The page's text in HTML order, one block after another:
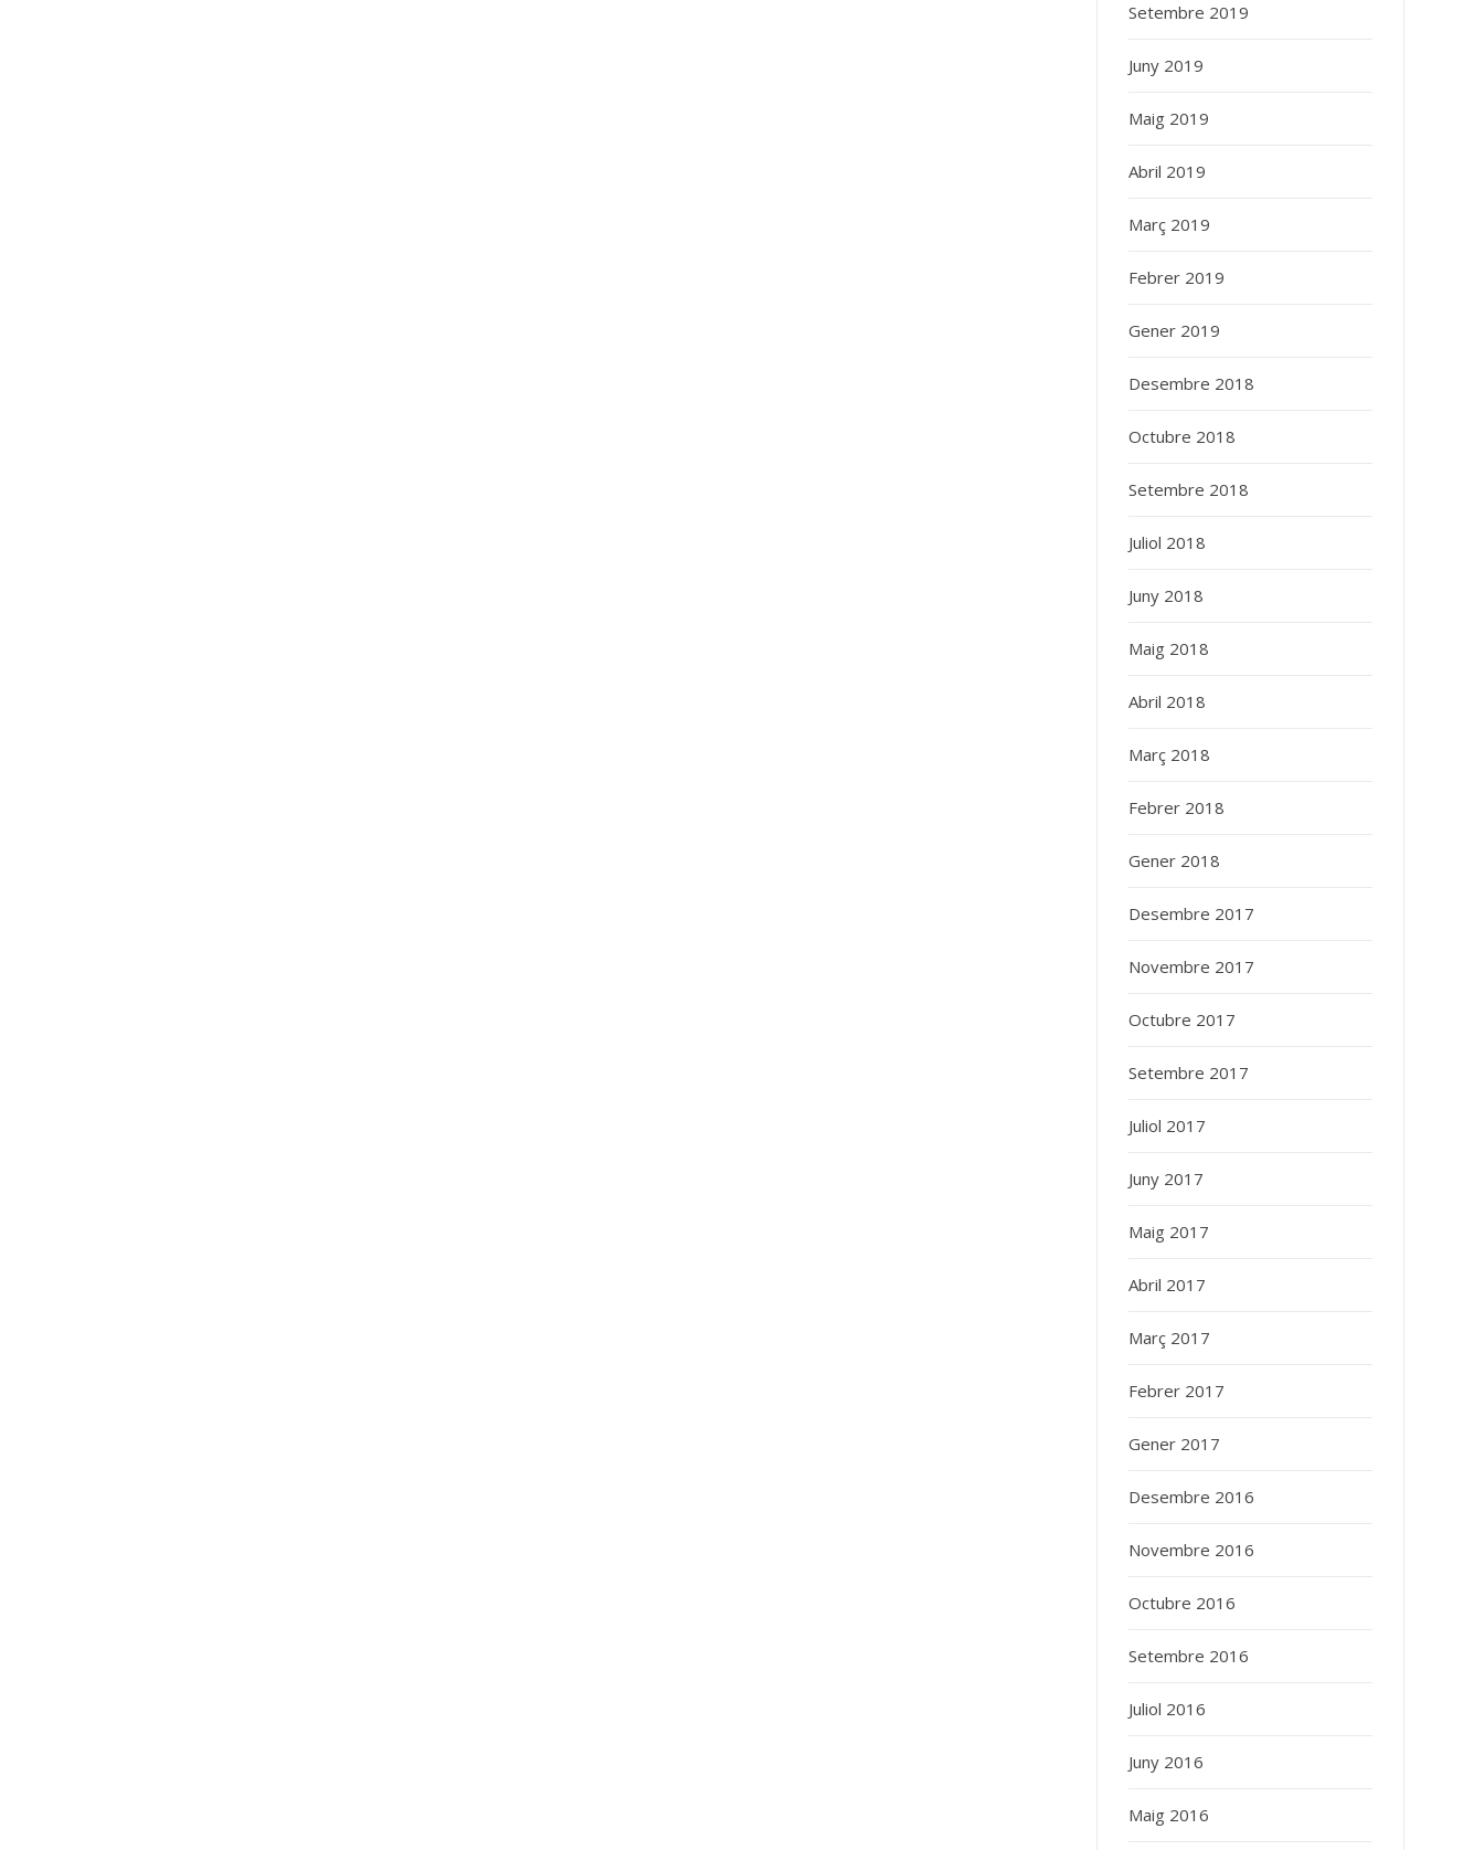
Setembre 2019
Juny 2019
Maig 2019
Abril 2019
Març 2019
Febrer 2019
Gener 2019
Desembre 2018
Octubre 2018
Setembre 2018
Juliol 2018
Juny 2018
Maig 2018
Abril 2018
Març 2018
Febrer 2018
Gener 2018
Desembre 2017
Novembre 2017
Octubre 2017
Setembre 2017
Juliol 2017
Juny 2017
Maig 2017
Abril 2017
Març 2017
Febrer 2017
Gener 2017
Desembre 2016
Novembre 2016
Octubre 2016
Setembre 2016
Juliol 2016
Juny 2016
Maig 2016